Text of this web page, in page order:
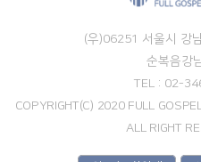
(우)06251 서울시 강
순복음강
TEL : 02-
COPYRIGHT(C) 2020 FULL
ALL RIGHT